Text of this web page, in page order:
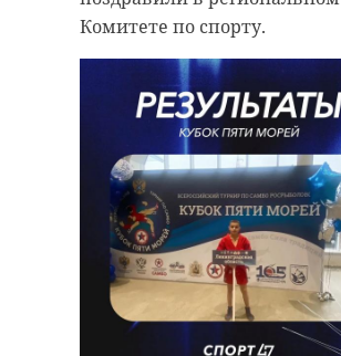
Комитете по спорту.